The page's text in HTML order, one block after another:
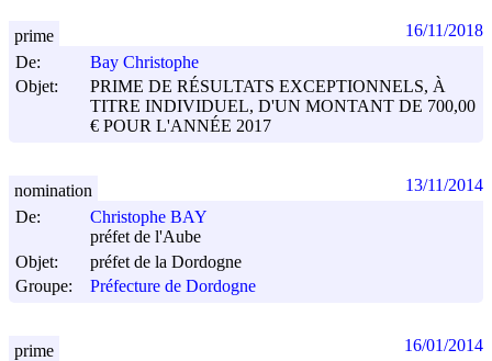
De:
Bay Christophe
Objet:
PRIME DE RÉSULTATS EXCEPTIONNELS, À
TITRE INDIVIDUEL, D'UN MONTANT DE 700,00
€ POUR L'ANNÉE 2017
prime 16/11/2018
De:
Christophe BAY
préfet de l'Aube
Objet:
préfet de la Dordogne
Groupe:
Préfecture de Dordogne
nomination 13/11/2014
prime 16/01/2014